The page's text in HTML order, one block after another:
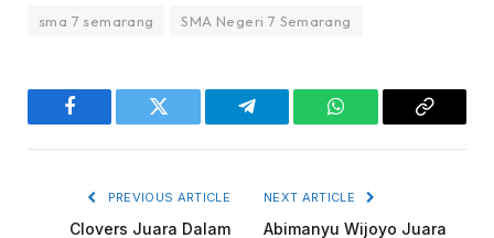
sma 7 semarang SMA Negeri 7 Semarang
Facebook Twitter Telegram WhatsAppCopy
PREVIOUS ARTICLE
Clovers Juara Dalam
NEXT ARTICLE
Abimanyu Wijoyo Juara